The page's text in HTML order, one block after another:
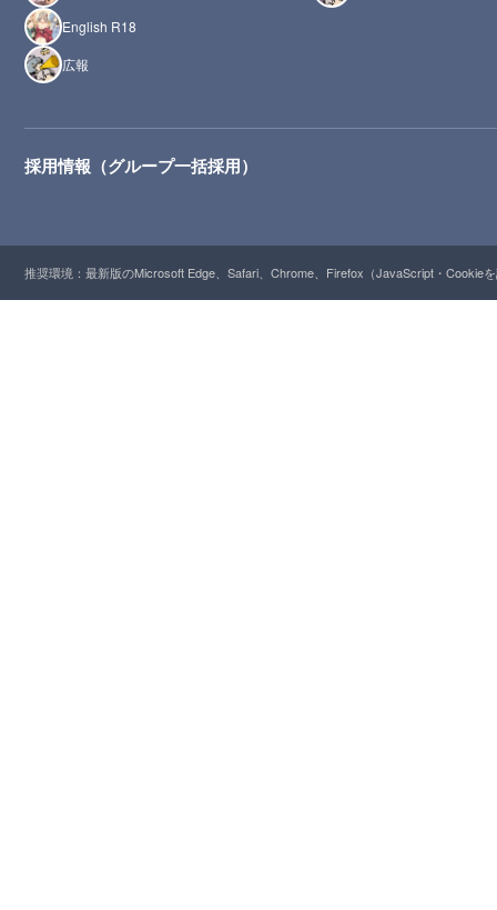
English R18
広報
採用情報（グループ一括採用）
推奨環境：最新版のMicrosoft Edge、Safari、Chrome、Firefox（JavaScript・Cookie